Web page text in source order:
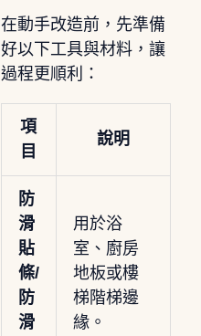
在動手改造前，先準備
好以下工具與材料，讓
過程更順利：
項
目
說明
防
滑
貼
條/
防
滑
用於浴
室、廚房
地板或樓
梯階梯邊
緣。